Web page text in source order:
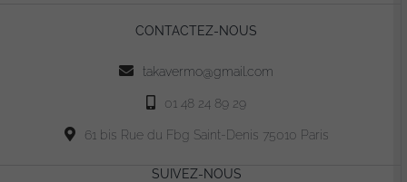
CONTACTEZ-NOUS
takavermo@gmail.com
01 48 24 89 29
61 bis Rue du Fbg Saint-Denis 75010 Paris
SUIVEZ-NOUS